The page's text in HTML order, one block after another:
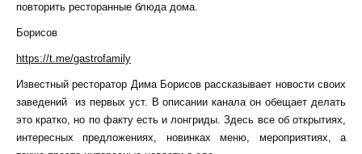
повторить ресторанные блюда дома.
Борисов
https://t.me/gastrofamily
Известный ресторатор Дима Борисов рассказывает новости своих
заведений из первых уст. В описании канала он обещает делать
это кратко, но по факту есть и лонгриды. Здесь все об открытиях,
интересных предложениях, новинках меню, мероприятиях, а